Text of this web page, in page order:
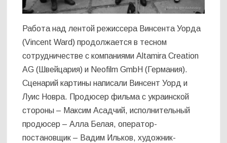
Работа над лентой режиссера Винсента Уорда
(Vincent Ward) продолжается в тесном
сотрудничестве с компаниями Altamira Creation
AG (Швейцария) и Neofilm GmbH (Германия).
Сценарий картины написали Винсент Уорд и
Луис Новра. Продюсер фильма с украинской
стороны – Максим Асадчий, исполнительный
продюсер – Алла Белая, оператор-
постановщик – Вадим Ильков, художник-